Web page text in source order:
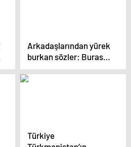
Arkadaşlarından yürek
burkan sözler: Burası
Narin’in yeri, o gelince
o burada olsun
Türkiye